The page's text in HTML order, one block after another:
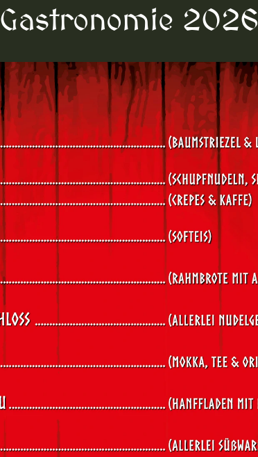
Gastronomie 2026